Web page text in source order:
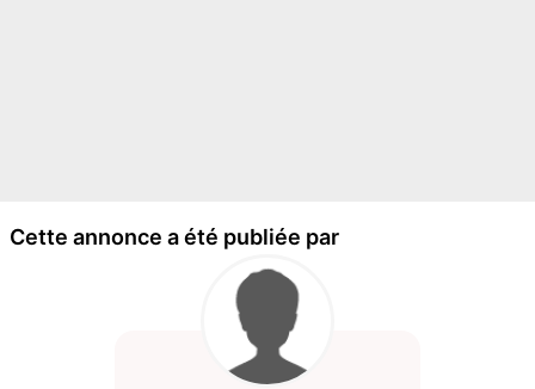
Cette annonce a été publiée par